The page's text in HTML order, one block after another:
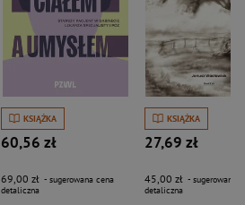
KSIĄŻKA
60,56 zł
69,00 zł - sugerowana cena
detaliczna
KSIĄŻKA
27,69 zł
45,00 zł - sugerowana
detaliczna